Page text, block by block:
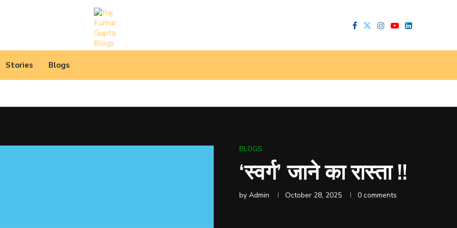
Stories Blogs
उपयुक्त, दिल को छू...
BLOGS
‘स्वर्ग’ जाने का रास्ता !!
by Admin October 28, 2025 0 comments